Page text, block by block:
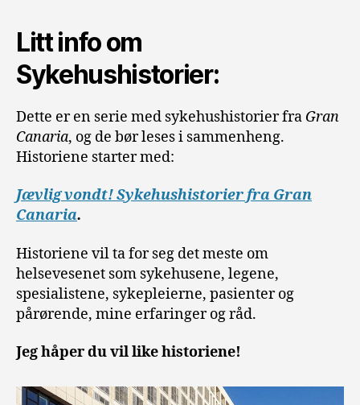
Litt info om
Sykehushistorier:
Dette er en serie med sykehushistorier fra Gran
Canaria, og de bør leses i sammenheng.
Historiene starter med:
Jævlig vondt! Sykehushistorier fra Gran
Canaria.
Historiene vil ta for seg det meste om
helsevesenet som sykehusene, legene,
spesialistene, sykepleierne, pasienter og
pårørende, mine erfaringer og råd.
Jeg håper du vil like historiene!